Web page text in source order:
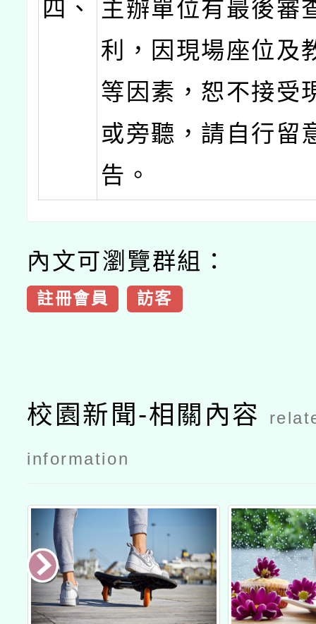
四、
主辦單位有最後審
利，因現場座位及
等因素，恕不接受
或旁聽，請自行留
告。
內文可瀏覽群組：
註冊會員 訪客
校園新聞-相關內容
information